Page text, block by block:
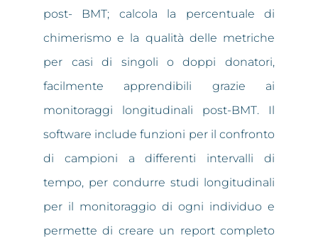
post- BMT; calcola la percentuale di
chimerismo e la qualità delle metriche
per casi di singoli o doppi donatori,
facilmente apprendibili grazie ai
monitoraggi longitudinali post-BMT. Il
software include funzioni per il confronto
di campioni a differenti intervalli di
tempo, per condurre studi longitudinali
per il monitoraggio di ogni individuo e
permette di creare un report completo